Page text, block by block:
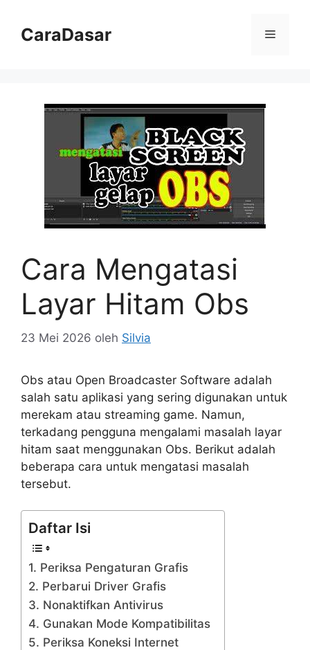
CaraDasar Menu
Cara Mengatasi
Layar Hitam Obs
23 Mei 2026 oleh Silvia
Obs atau Open Broadcaster Software adalah
salah satu aplikasi yang sering digunakan untuk
merekam atau streaming game. Namun,
terkadang pengguna mengalami masalah layar
hitam saat menggunakan Obs. Berikut adalah
beberapa cara untuk mengatasi masalah
tersebut.
Daftar Isi
1. Periksa Pengaturan Grafis
2. Perbarui Driver Grafis
3. Nonaktifkan Antivirus
4. Gunakan Mode Kompatibilitas
5. Periksa Koneksi Internet